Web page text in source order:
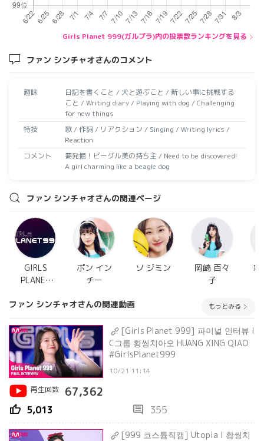
Girls Planet 999(ガルプラ)内の投票数ランキングを見る
ファン シンチャオさんのコメント
趣味
日記を書くこと / 犬と遊ぶこと / 新しい事に挑戦する
こと / Writing diary / Playing with dog / Challenging
for new things
特技
歌 / 作詞 / リアクション / Singing / Writing lyrics /
Reaction
コメント
要発掘！ビーグル美の持ち主 / Need to be discovered!
A girl charming like a beagle dog
ファン シンチャオさんの関連ページ
GIRLS
PLANET
プラ)
ポン イン
チー
ソ ジミン
岡崎 百々
子
新
ファン シンチャオさんの関連動画 もっとみる
[Girls Planet 999] 파이널 인터뷰 l
C그룹 황씽치아오 HUANG XING QIAO
#GirlsPlanet999
10/21 11:14
再生回数
67,362
thumb_up 5,013 comment 355
[999 코스튬직캠] Utopia l 황씽치